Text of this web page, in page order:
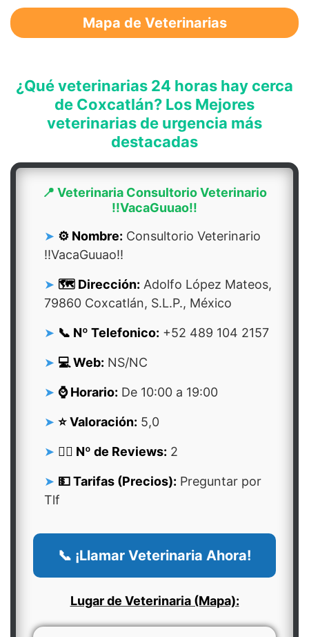
Mapa de Veterinarias
¿Qué veterinarias 24 horas hay cerca
de Coxcatlán? Los Mejores
veterinarias de urgencia más
destacadas
📍 Veterinaria Consultorio Veterinario
!!VacaGuuao!!
⚙️ Nombre: Consultorio Veterinario
!!VacaGuuao!!
🗺️ Dirección: Adolfo López Mateos,
79860 Coxcatlán, S.L.P., México
📞 Nº Telefonico: +52 489 104 2157
💻 Web: NS/NC
⌚ Horario: De 10:00 a 19:00
⭐ Valoración: 5,0
👍🏻 Nº de Reviews: 2
💵 Tarifas (Precios): Preguntar por
Tlf
📞 ¡Llamar Veterinaria Ahora!
Lugar de Veterinaria (Mapa):